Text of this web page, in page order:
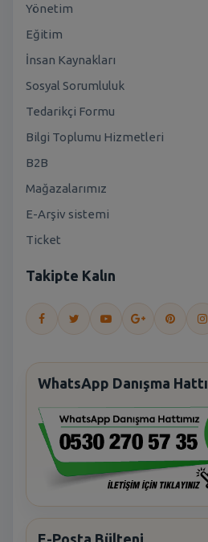
Yönetim
Eğitim
İnsan Kaynakları
Sosyal Sorumluluk
Tedarikçi Formu
Bilgi Toplumu Hizmetleri
B2B
Mağazalarımız
E-Arşiv sistemi
Ticket
Takipte Kalın
WhatsApp Danışma Hattı
E-Posta Bülteni